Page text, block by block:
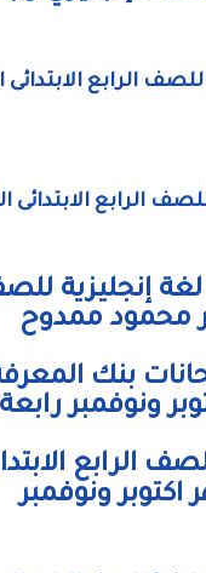
للصف
محمود ممدوح
بنك
ونوفمبر رابعة
الرابع
اكتوبر ونوفمبر